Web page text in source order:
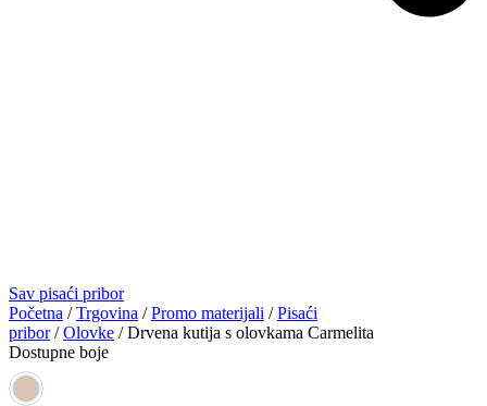
Sav pisaći pribor
Početna /Trgovina /Promo materijali /Pisaći
pribor/Olovke / Drvena kutija s olovkama Carmelita
Dostupne boje